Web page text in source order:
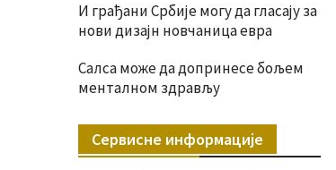
И грађани Србије могу да гласају за
нови дизајн новчаница евра
Салса може да допринесе бољем
менталном здрављу
Сервисне информације